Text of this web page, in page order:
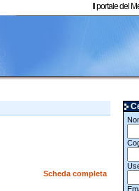
Il portale del
Scheda completa